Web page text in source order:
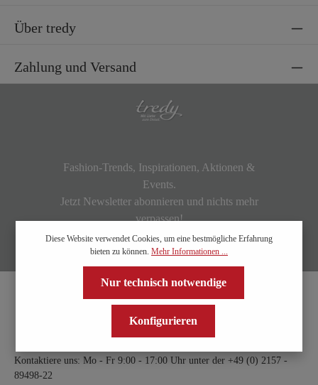
Über tredy
Zahlung und Versand
Fashion-Trends, Inspirationen, Aktionen &
Events.
Jetzt Newsletter abonnieren und nichts mehr
verpassen!
Kontaktiere uns: Mo - Fr 9:00 - 17:00 Uhr unter der +49 (0) 2157 -
89498-22
Diese Website verwendet Cookies, um eine bestmögliche Erfahrung
bieten zu können. Mehr Informationen ...
Nur technisch notwendige
Konfigurieren